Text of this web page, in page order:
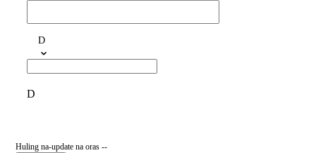
D
D
Huling na-update na oras --